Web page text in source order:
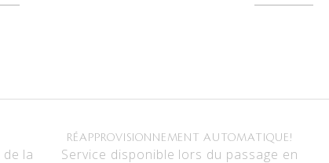
la
RÉAPPROVISIONNEMENT AUTOMATIQUE!
Service disponible lors du passage en